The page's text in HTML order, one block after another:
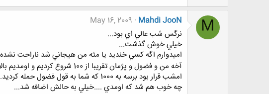
M
Mahdi JooN
May 16, 2009
نرگس شب عالي اي بود...
خيلي خوش گذشت...
اميدوارم اگه كسي خنديد يا مثه من هيجاني شد ناراحت
آخه من و فضول و پژمان تقريبا از 100 شروع كرديم و اومديم بالا ...
امشب قرار بود برسه به 1000 كه شما به قول فضول حمله كرديد...
چه خوب هم شد كه اومدي ....خيلي به حالش اضافه شد...